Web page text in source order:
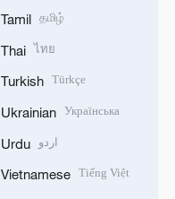
Tamil தமிழ்
Thai ไทย
Turkish Türkçe
Ukrainian Українська
Urdu اردو
Vietnamese Tiếng Việt